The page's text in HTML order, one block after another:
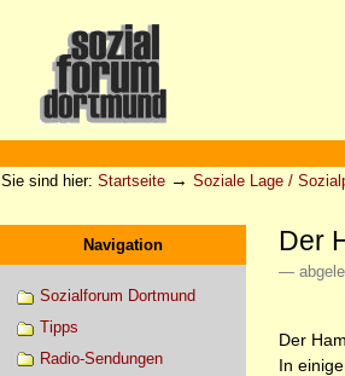
Werkzeuge
Sie sind hier: Startseite → Soziale Lage /
Navigation
Sozialforum Dortmund
Tipps
Radio-Sendungen
Der
—
Der
In